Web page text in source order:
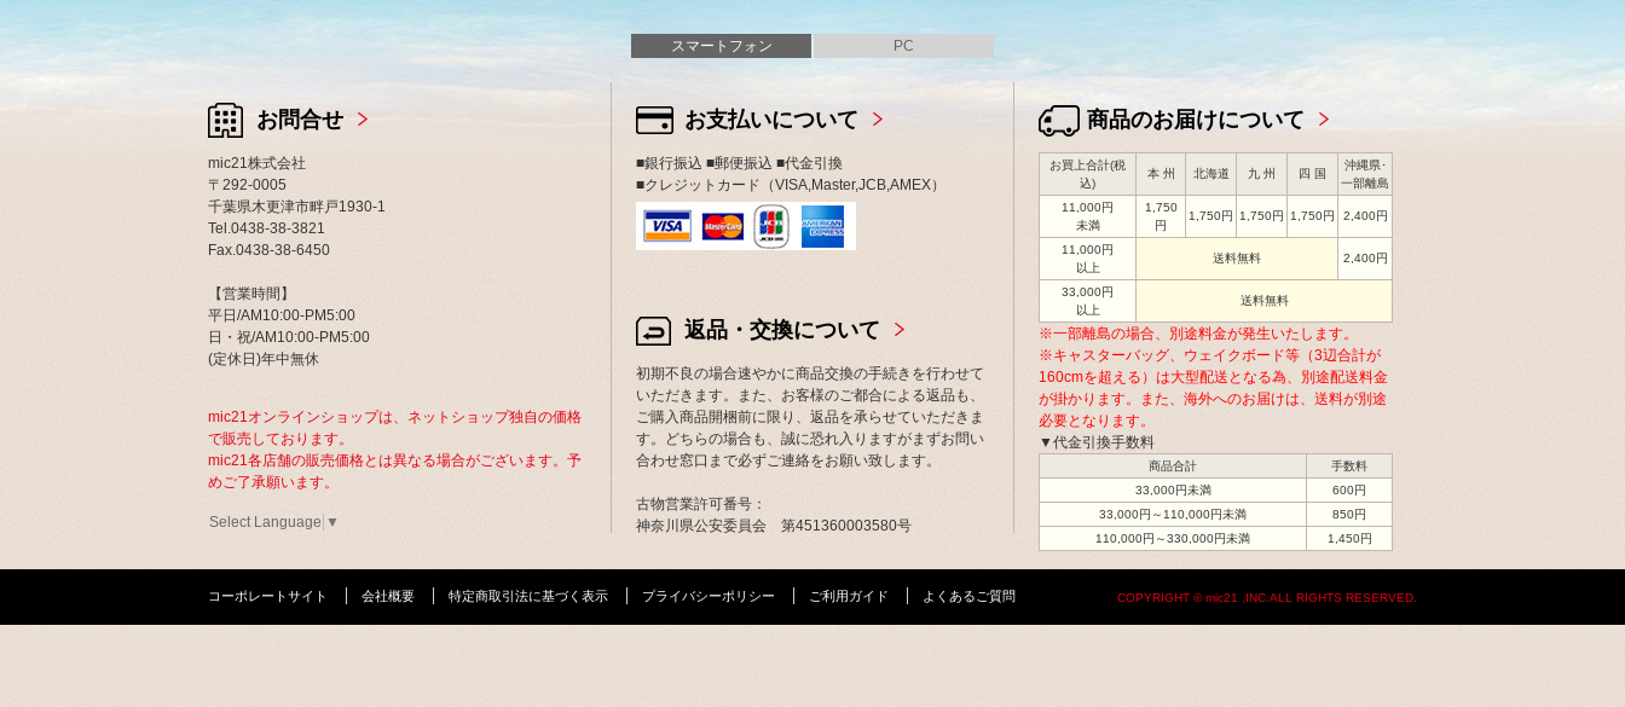
スマートフォン PC
お問合せ
mic21株式会社
〒292-0005
千葉県木更津市畔戸1930-1
Tel.0438-38-3821
Fax.0438-38-6450
【営業時間】
平日/AM10:00-PM5:00
日・祝/AM10:00-PM5:00
(定休日)年中無休
mic21オンラインショップは、ネットショップ独自の価格
で販売しております。
mic21各店舗の販売価格とは異なる場合がございます。予
めご了承願います。
Select Language ▼
お支払いについて
■銀行振込 ■郵便振込 ■代金引換
■クレジットカード（VISA,Master,JCB,AMEX）
返品・交換について
初期不良の場合速やかに商品交換の手続きを行わせて
いただきます。また、お客様のご都合による返品も、
ご購入商品開梱前に限り、返品を承らせていただきま
す。どちらの場合も、誠に恐れ入りますがまずお問い
合わせ窓口まで必ずご連絡をお願い致します。
古物営業許可番号：
神奈川県公安委員会 第451360003580号
商品のお届けについて
お買上合計(税
込)
本 州 北海道 九 州 四 国
沖縄県･
一部離島
11,000円
未満
1,750
円
1,750円 1,750円 1,750円 2,400円
11,000円
以上
送料無料 2,400円
33,000円
以上
送料無料
※一部離島の場合、別途料金が発生いたします。
※キャスターバッグ、ウェイクボード等（3辺合計が
160cmを超える）は大型配送となる為、別途配送料金
が掛かります。また、海外へのお届けは、送料が別途
必要となります。
▼代金引換手数料
商品合計
手数料
33,000円未満
600円
33,000円～110,000円未満
850円
110,000円～330,000円未満
1,450円
コーポレートサイト 会社概要 特定商取引法に基づく表示 プライバシーポリシー ご利用ガイド よくあるご質問 COPYRIGHT © mic21 ,INC.ALL RIGHTS RESERVED.